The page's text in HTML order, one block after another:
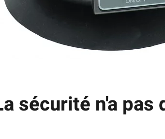
sécurité n'a pas